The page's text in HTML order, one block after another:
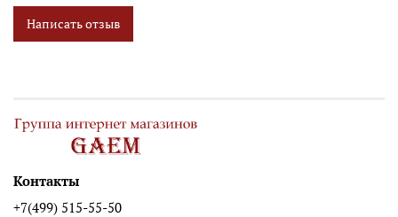
Написать отзыв
Контакты
+7(499) 515-55-50